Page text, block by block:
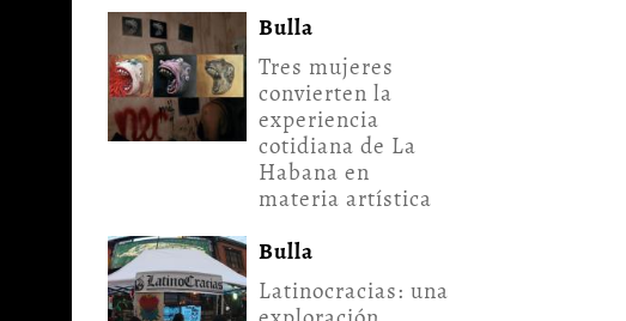
Bulla
Tres mujeres
convierten la
experiencia
cotidiana de La
Habana en
materia artística
Bulla
Latinocracias: una